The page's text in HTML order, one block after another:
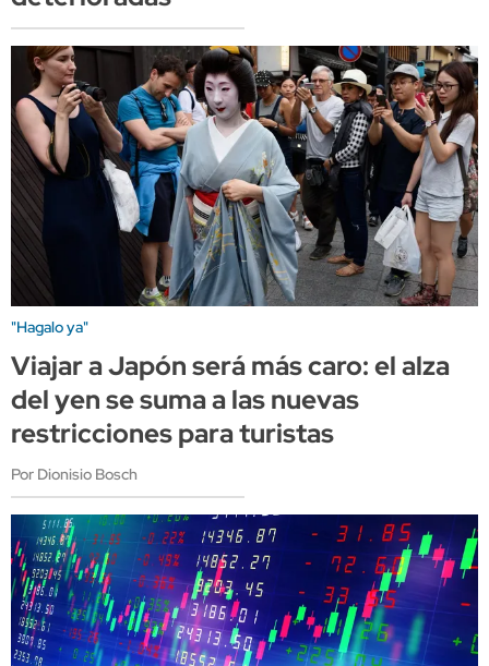
"Hagalo ya"
Viajar a Japón será más caro: el alza
del yen se suma a las nuevas
restricciones para turistas
Por Dionisio Bosch